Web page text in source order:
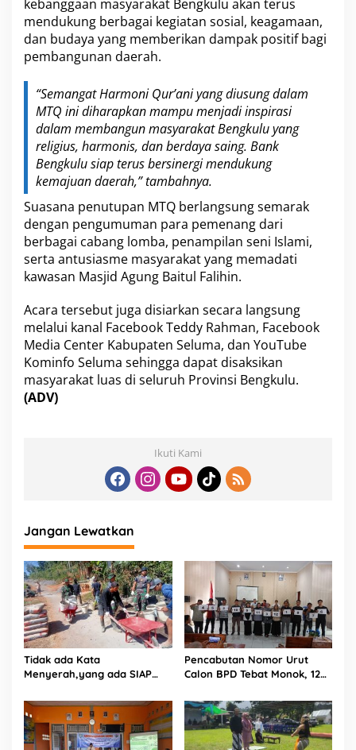
kebanggaan masyarakat Bengkulu akan terus
mendukung berbagai kegiatan sosial, keagamaan,
dan budaya yang memberikan dampak positif bagi
pembangunan daerah.
“Semangat Harmoni Qur’ani yang diusung dalam
MTQ ini diharapkan mampu menjadi inspirasi
dalam membangun masyarakat Bengkulu yang
religius, harmonis, dan berdaya saing. Bank
Bengkulu siap terus bersinergi mendukung
kemajuan daerah,” tambahnya.
Suasana penutupan MTQ berlangsung semarak
dengan pengumuman para pemenang dari
berbagai cabang lomba, penampilan seni Islami,
serta antusiasme masyarakat yang memadati
kawasan Masjid Agung Baitul Falihin.
Acara tersebut juga disiarkan secara langsung
melalui kanal Facebook Teddy Rahman, Facebook
Media Center Kabupaten Seluma, dan YouTube
Kominfo Seluma sehingga dapat disaksikan
masyarakat luas di seluruh Provinsi Bengkulu.
(ADV)
Ikuti Kami
Jangan Lewatkan
Tidak ada Kata
Menyerah,yang ada SIAP
Pencabutan Nomor Urut
Calon BPD Tebat Monok, 12